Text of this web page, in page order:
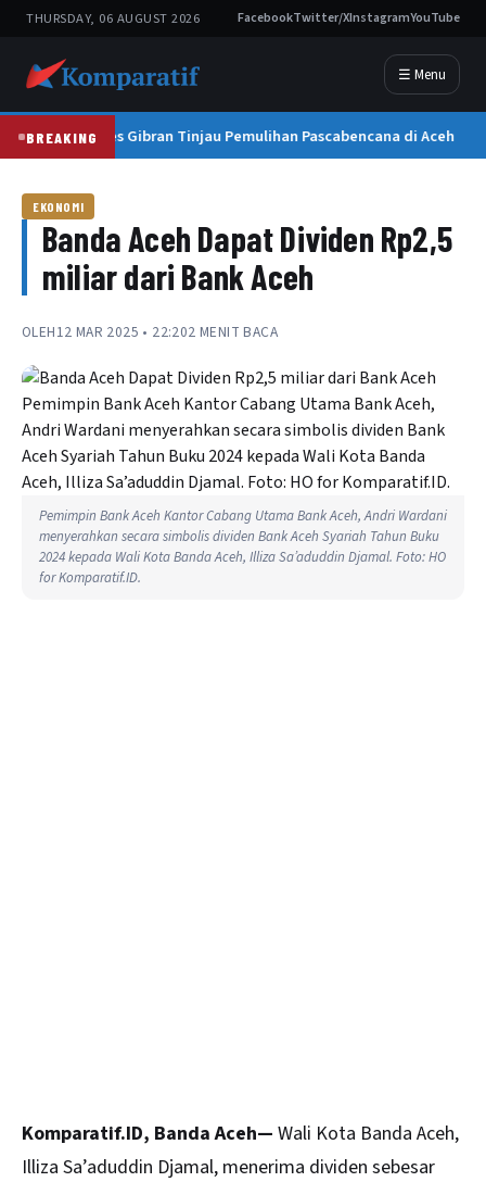
THURSDAY, 06 AUGUST 2026 FacebookTwitter/XInstagramYouTube
☰ Menu
BREAKINGWapres Gibran Tinjau Pemulihan Pascabencana di Aceh
EKONOMI
Banda Aceh Dapat Dividen Rp2,5
miliar dari Bank Aceh
OLEH12 MAR 2025 • 22:202 MENIT BACA
Pemimpin Bank Aceh Kantor Cabang Utama Bank Aceh, Andri Wardani
menyerahkan secara simbolis dividen Bank Aceh Syariah Tahun Buku
2024 kepada Wali Kota Banda Aceh, Illiza Sa’aduddin Djamal. Foto: HO
for Komparatif.ID.
Komparatif.ID, Banda Aceh— Wali Kota Banda Aceh,
Illiza Sa’aduddin Djamal, menerima dividen sebesar